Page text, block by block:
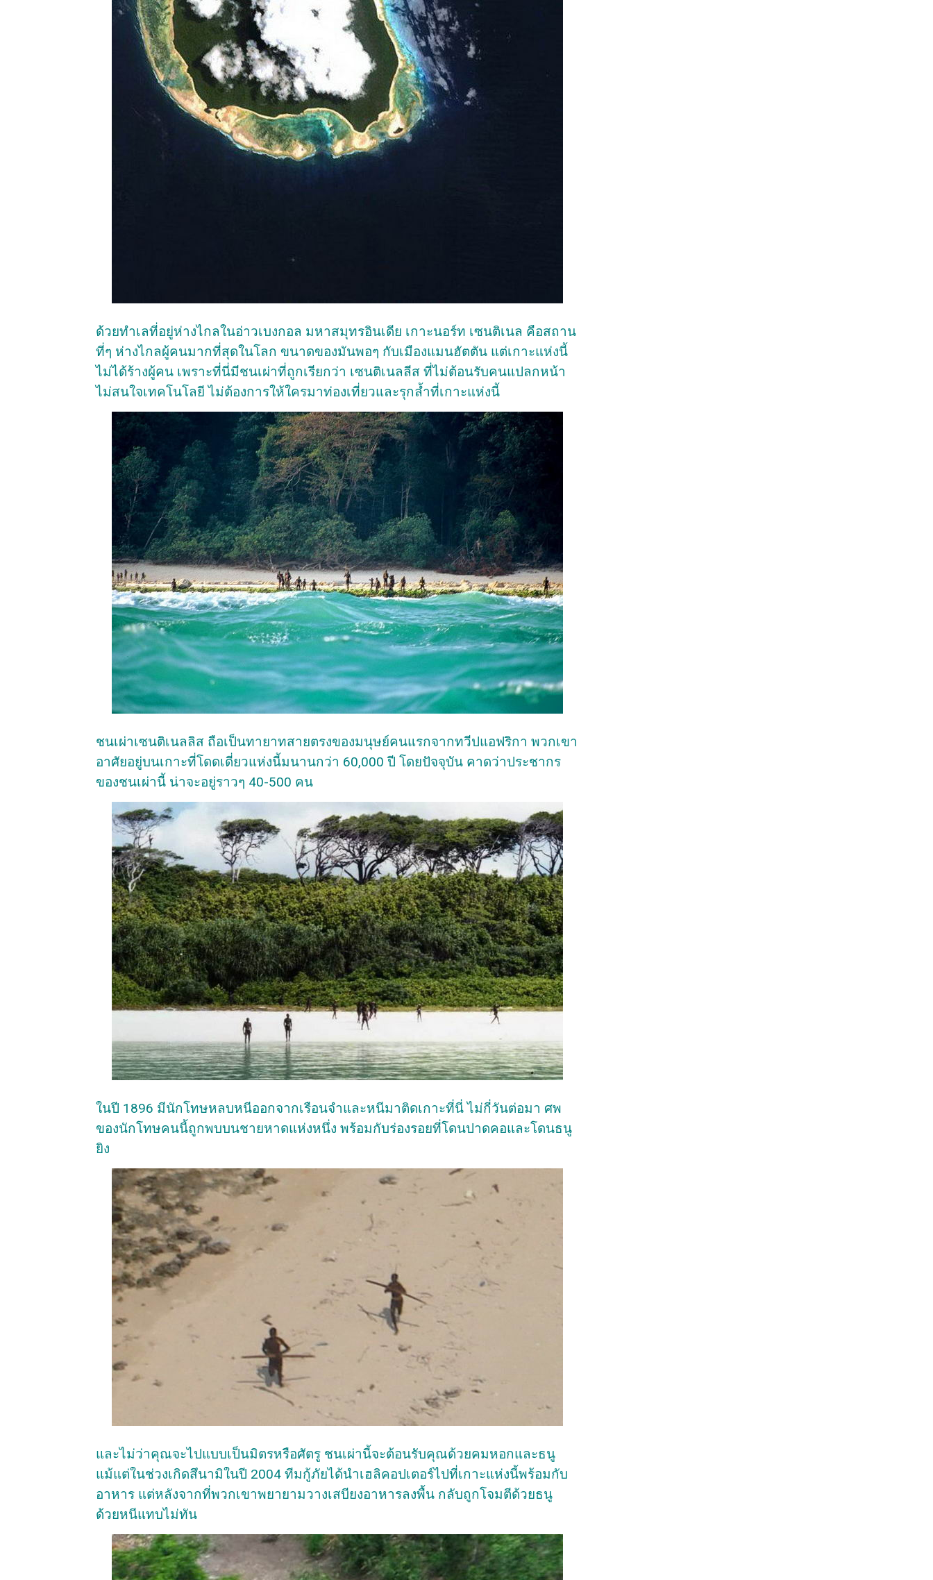
ด้วยทำเลที่อยู่ห่างไกลในอ่าวเบงกอล มหาสมุทรอินเดีย เกาะนอร์ท เซนติเนล คือสถาน
ที่ๆ ห่างไกลผู้คนมากที่สุดในโลก ขนาดของมันพอๆ กับเมืองแมนฮัตตัน แต่เกาะแห่งนี้
ไม่ได้ร้างผู้คน เพราะที่นี่มีชนเผ่าที่ถูกเรียกว่า เซนติเนลลีส ที่ไม่ต้อนรับคนแปลกหน้า
ไม่สนใจเทคโนโลยี ไม่ต้องการให้ใครมาท่องเที่ยวและรุกล้ำที่เกาะแห่งนี้
ชนเผ่าเซนติเนลลิส ถือเป็นทายาทสายตรงของมนุษย์คนแรกจากทวีปแอฟริกา พวกเขา
อาศัยอยู่บนเกาะที่โดดเดี่ยวแห่งนี้มนานกว่า 60,000 ปี โดยปัจจุบัน คาดว่าประชากร
ของชนเผ่านี้ น่าจะอยู่ราวๆ 40-500 คน
ในปี 1896 มีนักโทษหลบหนีออกจากเรือนจำและหนีมาติดเกาะที่นี่ ไม่กี่วันต่อมา ศพ
ของนักโทษคนนี้ถูกพบบนชายหาดแห่งหนึ่ง พร้อมกับร่องรอยที่โดนปาดคอและโดนธนู
ยิง
และไม่ว่าคุณจะไปแบบเป็นมิตรหรือศัตรู ชนเผ่านี้จะต้อนรับคุณด้วยคมหอกและธนู
แม้แต่ในช่วงเกิดสึนามิในปี 2004 ทีมกู้ภัยได้นำเฮลิคอปเตอร์ไปที่เกาะแห่งนี้พร้อมกับ
อาหาร แต่หลังจากที่พวกเขาพยายามวางเสบียงอาหารลงพื้น กลับถูกโจมตีด้วยธนู
ด้วยหนีแทบไม่ทัน